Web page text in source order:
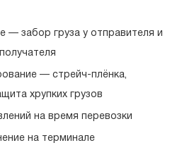
— забор груза у отправителя и
— стрейч-плёнка,
хрупких грузов
на время перевозки
на терминале